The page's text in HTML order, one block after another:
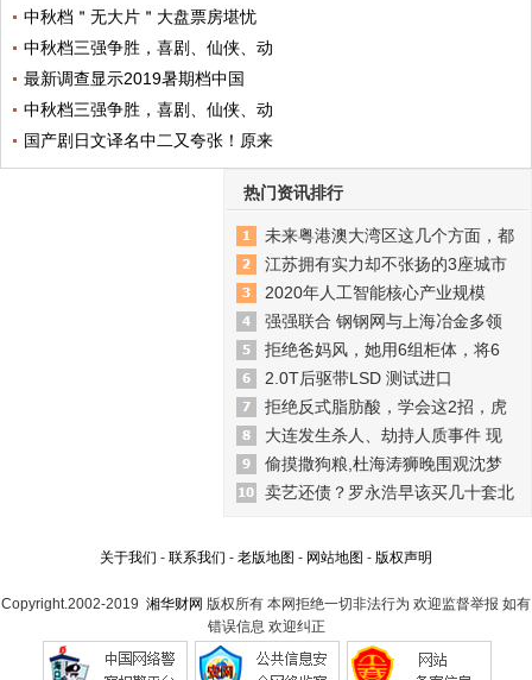
中秋档＂无大片＂大盘票房堪忧
中秋档三强争胜，喜剧、仙侠、动
最新调查显示2019暑期档中国
中秋档三强争胜，喜剧、仙侠、动
国产剧日文译名中二又夸张！原来
热门资讯排行
未来粤港澳大湾区这几个方面，都
江苏拥有实力却不张扬的3座城市
2020年人工智能核心产业规模
强强联合 钢钢网与上海冶金多领
拒绝爸妈风，她用6组柜体，将6
2.0T后驱带LSD 测试进口
拒绝反式脂肪酸，学会这2招，虎
大连发生杀人、劫持人质事件 现
偷摸撒狗粮,杜海涛狮晚围观沈梦
卖艺还债？罗永浩早该买几十套北
关于我们 - 联系我们 - 老版地图 - 网站地图 - 版权声明
Copyright.2002-2019 湘华财网 版权所有 本网拒绝一切非法行为 欢迎监督举报 如有
错误信息 欢迎纠正